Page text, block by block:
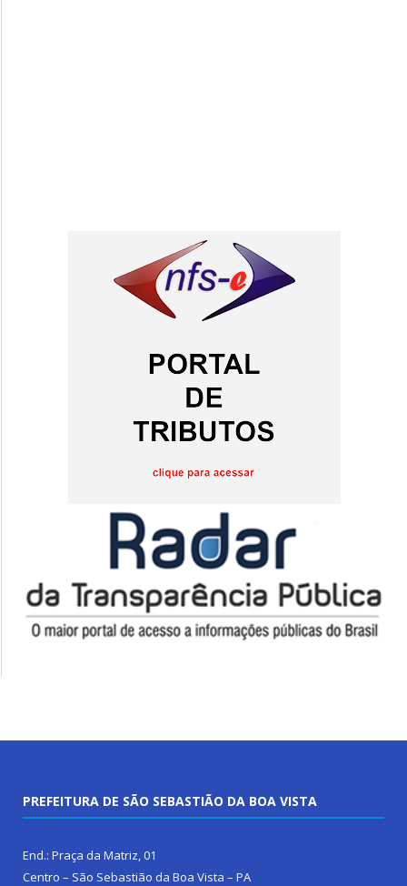
PREFEITURA DE SÃO SEBASTIÃO DA BOA VISTA
End.: Praça da Matriz, 01
Centro – São Sebastião da Boa Vista – PA